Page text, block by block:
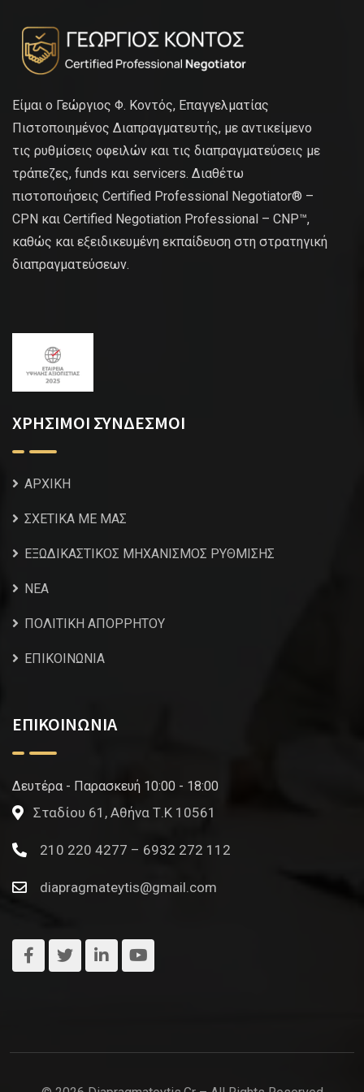
Είμαι ο Γεώργιος Φ. Κοντός, Επαγγελματίας
Πιστοποιημένος Διαπραγματευτής, με αντικείμενο
τις ρυθμίσεις οφειλών και τις διαπραγματεύσεις με
τράπεζες, funds και servicers. Διαθέτω
πιστοποιήσεις Certified Professional Negotiator® –
CPN και Certified Negotiation Professional – CNP™,
καθώς και εξειδικευμένη εκπαίδευση στη στρατηγική
διαπραγματεύσεων.
ΧΡΗΣΙΜΟΙ ΣΥΝΔΕΣΜΟΙ
ΑΡΧΙΚΗ
ΣΧΕΤΙΚΑ ΜΕ ΜΑΣ
ΕΞΩΔΙΚΑΣΤΙΚΟΣ ΜΗΧΑΝΙΣΜΟΣ ΡΥΘΜΙΣΗΣ
NEA
ΠΟΛΙΤΙΚΗ ΑΠΟΡΡΗΤΟΥ
ΕΠΙΚΟΙΝΩΝΙΑ
ΕΠΙΚΟΙΝΩΝΙΑ
Δευτέρα - Παρασκευή 10:00 - 18:00
Σταδίου 61, Αθήνα Τ.Κ 10561
210 220 4277 – 6932 272 112
diapragmateytis@gmail.com